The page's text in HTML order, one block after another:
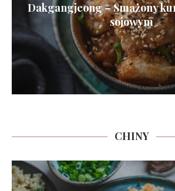
Dakgangjeong – Smażony
sojowym
CHINY